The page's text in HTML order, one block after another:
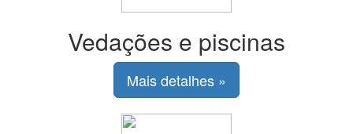
Vedações e piscinas
Mais detalhes »